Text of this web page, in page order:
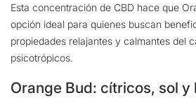
Esta concentración de CBD hace que
opción ideal para quienes buscan
propiedades relajantes y calmantes del
psicotrópicos.
Orange Bud: cítricos, sol y